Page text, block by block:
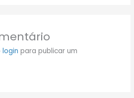
login para publicar um